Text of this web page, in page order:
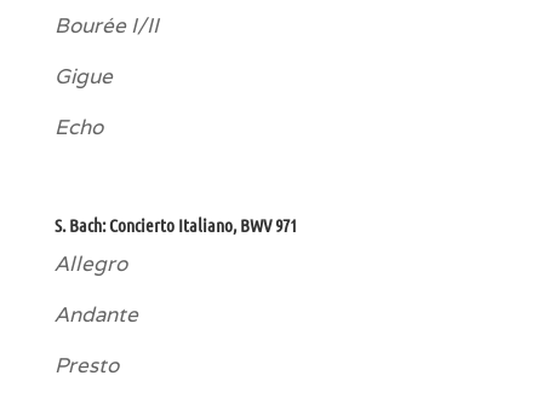
Bourée I/II
Gigue
Echo
S. Bach: Concierto Italiano, BWV 971
Allegro
Andante
Presto